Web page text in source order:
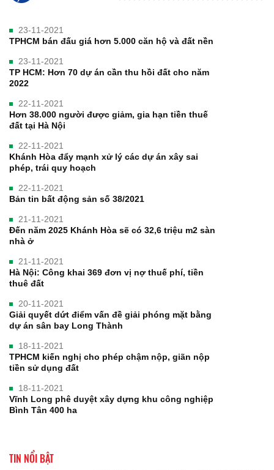
23-11-2021
TPHCM bán đấu giá hơn 5.000 căn hộ và đất nền
23-11-2021
TP HCM: Hơn 70 dự án cần thu hồi đất cho năm
2022
22-11-2021
Hơn 38.000 người được giảm, gia hạn tiền thuế
đất tại Hà Nội
22-11-2021
Khánh Hòa đẩy mạnh xử lý các dự án xây sai
phép, trái quy hoạch
22-11-2021
Bản tin bất động sản số 38/2021
21-11-2021
Đến năm 2025 Khánh Hòa sẽ có 32,6 triệu m2 sàn
nhà ở
21-11-2021
Hà Nội: Công khai 369 đơn vị nợ thuế phí, tiền
thuê đất
20-11-2021
Giải quyết dứt điểm vấn đề giải phóng mặt bằng
dự án sân bay Long Thành
18-11-2021
TPHCM kiến nghị cho phép chậm nộp, giãn nộp
tiền sử dụng đất
18-11-2021
Vĩnh Long phê duyệt xây dựng khu công nghiệp
Bình Tân 400 ha
TIN NỔI BẬT